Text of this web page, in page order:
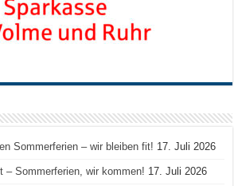
Sommerferien – wir bleiben fit! 17. Juli 2026
– Sommerferien, wir kommen! 17. Juli 2026